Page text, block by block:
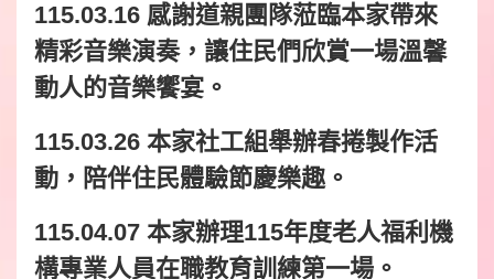
115.03.16 感謝道親團隊蒞臨本家帶來
精彩音樂演奏，讓住民們欣賞一場溫馨
動人的音樂饗宴。
115.03.26 本家社工組舉辦春捲製作活
動，陪伴住民體驗節慶樂趣。
115.04.07 本家辦理115年度老人福利機
構專業人員在職教育訓練第一場。